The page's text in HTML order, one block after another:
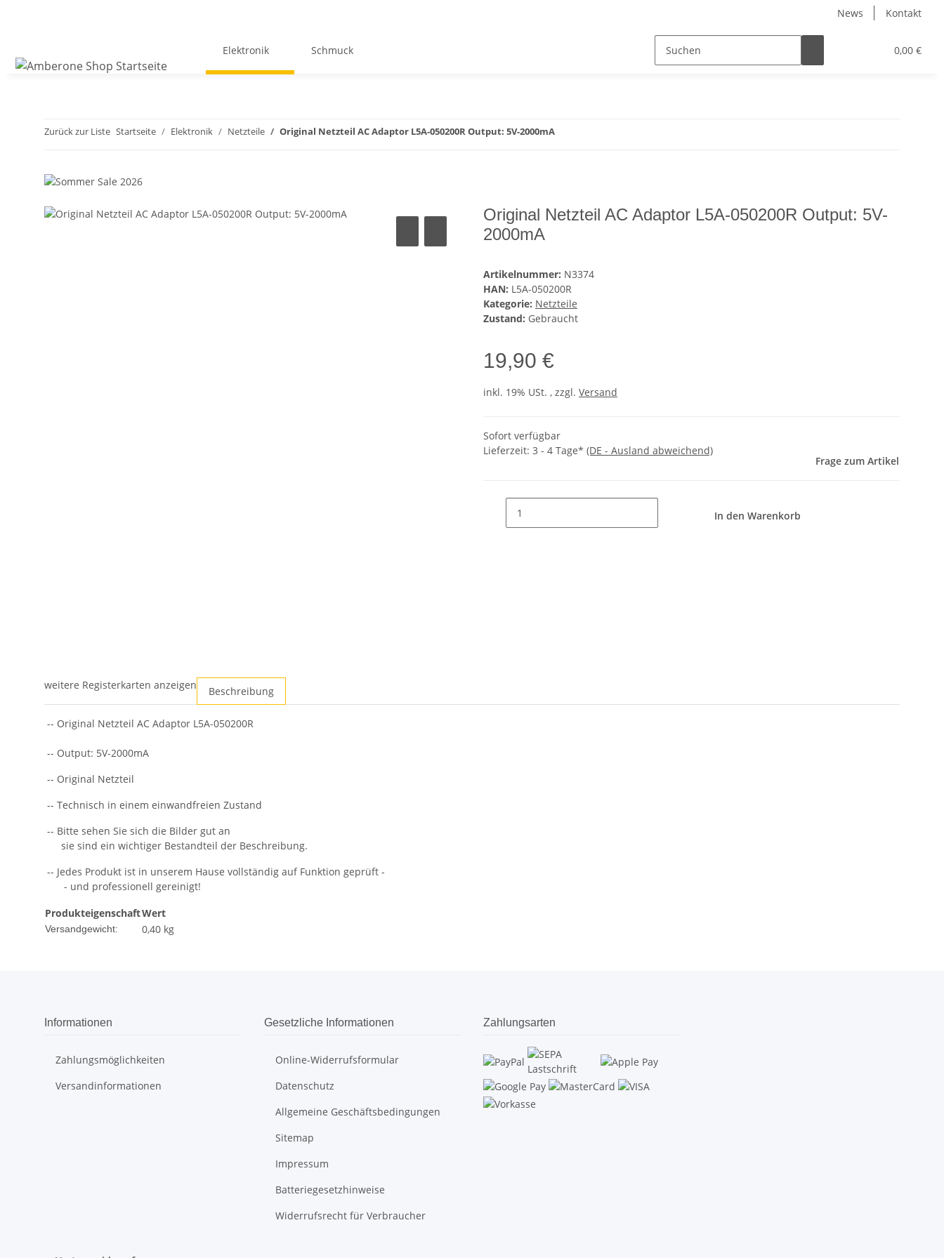
News Kontakt
0,00 €
Elektronik Schmuck
Zurück zur Liste Startseite Elektronik Netzteile Original Netzteil AC Adaptor L5A-050200R Output: 5V-2000mA
Original Netzteil AC Adaptor L5A-050200R Output: 5V-
2000mA
Artikelnummer: N3374
HAN: L5A-050200R
Kategorie: Netzteile
Zustand: Gebraucht
19,90 €
inkl. 19% USt. , zzgl. Versand
Sofort verfügbar
Lieferzeit: 3 - 4 Tage* (DE - Ausland abweichend)
Frage zum Artikel
In den Warenkorb
weitere Registerkarten anzeigen Beschreibung
-- Original Netzteil AC Adaptor L5A-050200R
-- Output: 5V-2000mA
-- Original Netzteil
-- Technisch in einem einwandfreien Zustand
-- Bitte sehen Sie sich die Bilder gut an
sie sind ein wichtiger Bestandteil der Beschreibung.
-- Jedes Produkt ist in unserem Hause vollständig auf Funktion geprüft -
- und professionell gereinigt!
ProdukteigenschaftWert
Versandgewicht: 0,40 kg
Informationen
Zahlungsmöglichkeiten
Versandinformationen
Gesetzliche Informationen
Online-Widerrufsformular
Datenschutz
Allgemeine Geschäftsbedingungen
Sitemap
Impressum
Batteriegesetzhinweise
Widerrufsrecht für Verbraucher
Zahlungsarten